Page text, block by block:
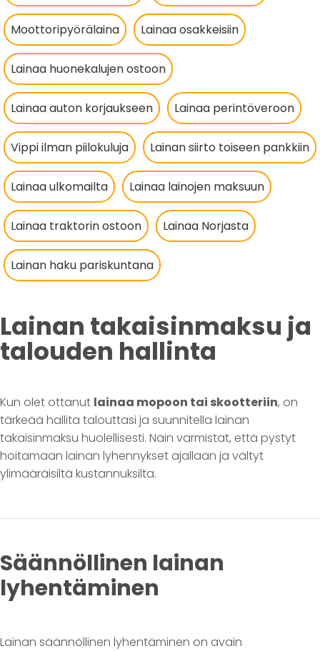
Moottoripyörälaina Lainaa osakkeisiin
Lainaa huonekalujen ostoon
Lainaa auton korjaukseen Lainaa perintöveroon
Vippi ilman piilokuluja Lainan siirto toiseen pankkiin
Lainaa ulkomailta Lainaa lainojen maksuun
Lainaa traktorin ostoon Lainaa Norjasta
Lainan haku pariskuntana
Lainan takaisinmaksu ja
talouden hallinta
Kun olet ottanut lainaa mopoon tai skootteriin, on
tärkeää hallita talouttasi ja suunnitella lainan
takaisinmaksu huolellisesti. Näin varmistat, että pystyt
hoitamaan lainan lyhennykset ajallaan ja vältyt
ylimääräisiltä kustannuksilta.
Säännöllinen lainan
lyhentäminen
Lainan säännöllinen lyhentäminen on avain